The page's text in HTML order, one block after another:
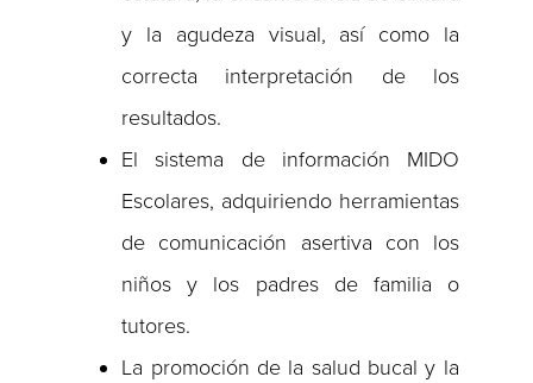
y la agudeza visual, así como la
correcta interpretación de los
resultados.
El sistema de información MIDO
Escolares, adquiriendo herramientas
de comunicación asertiva con los
niños y los padres de familia o
tutores.
La promoción de la salud bucal y la